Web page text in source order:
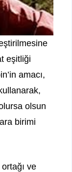
eşitliği
amacı,
olsun
birimi
ve